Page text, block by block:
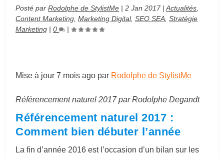
Posté parRodolphe de StylistMe |2 Jan 2017|Actualités
Content Marketing ,Marketing Digital,SEO SEA ,Stratégie
Marketing |0 |
Mise à jour7 mois ago par Rodolphe de StylistMe
Référencement naturel 2017 par Rodolphe Degandt
Référencement naturel 2017 :
Comment bien débuter l’année
La fin d’année 2016 est l’occasion d’un bilan sur les